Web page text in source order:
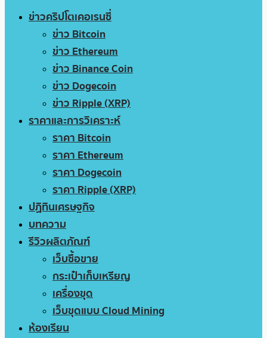
ข่าวคริปโตเคอเรนซี่
ข่าว Bitcoin
ข่าว Ethereum
ข่าว Binance Coin
ข่าว Dogecoin
ข่าว Ripple (XRP)
ราคาและการวิเคราะห์
ราคา Bitcoin
ราคา Ethereum
ราคา Dogecoin
ราคา Ripple (XRP)
ปฏิทินเศรษฐกิจ
บทความ
รีวิวผลิตภัณฑ์
เว็บซื้อขาย
กระเป๋าเก็บเหรียญ
เครื่องขุด
เว็บขุดแบบ Cloud Mining
ห้องเรียน